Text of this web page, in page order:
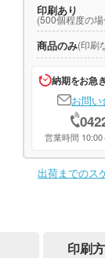
印刷あり
(500個程度の場
商品のみ(印刷
納期をお急
お問
営業時間 10:00
出荷までのス
印刷